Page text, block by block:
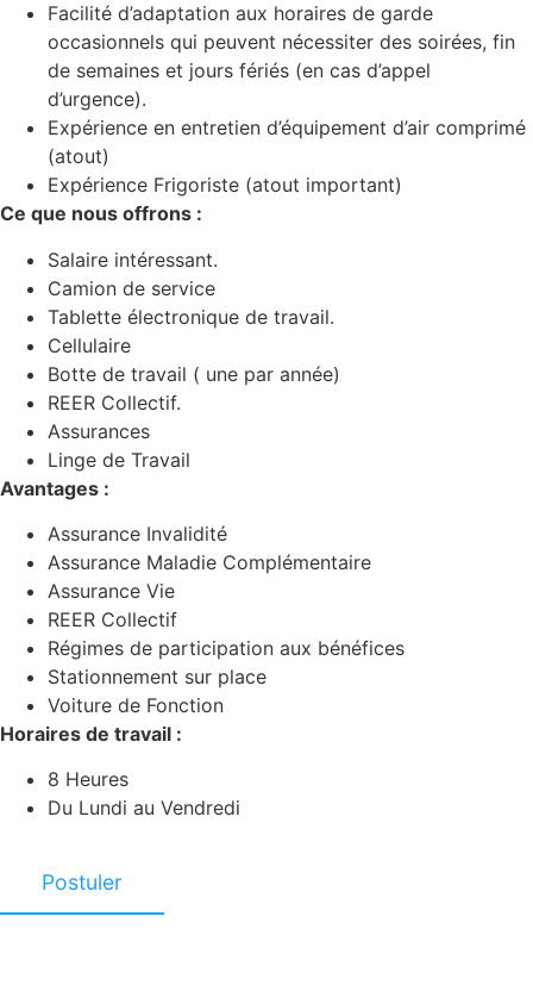
Facilité d’adaptation aux horaires de garde
occasionnels qui peuvent nécessiter des soirées, fin
de semaines et jours fériés (en cas d’appel
d’urgence).
Expérience en entretien d’équipement d’air comprimé
(atout)
Expérience Frigoriste (atout important)
Ce que nous offrons :
Salaire intéressant.
Camion de service
Tablette électronique de travail.
Cellulaire
Botte de travail ( une par année)
REER Collectif.
Assurances
Linge de Travail
Avantages :
Assurance Invalidité
Assurance Maladie Complémentaire
Assurance Vie
REER Collectif
Régimes de participation aux bénéfices
Stationnement sur place
Voiture de Fonction
Horaires de travail :
8 Heures
Du Lundi au Vendredi